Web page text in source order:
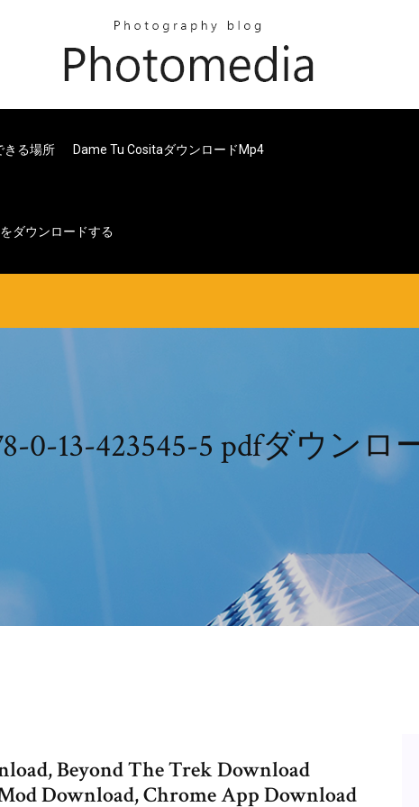
きる場所 Dame Tu Cositaダウンロードmp4
ダウンロードする
0-13-423545-5 pdfダウンロ
Beyond The Trek Download
Download, Chrome App Download